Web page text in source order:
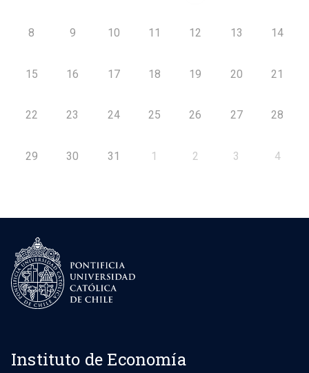
8 9 10 11 12 13 14
15 16 17 18 19 20 21
22 23 24 25 26 27 28
29 30 31 1 2 3 4
Instituto de Economía